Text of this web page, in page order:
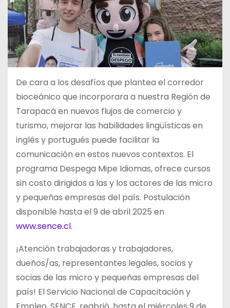
De cara a los desafíos que plantea el corredor
bioceánico que incorporara a nuestra Región de
Tarapacá en nuevos flujos de comercio y
turismo, mejorar las habilidades lingüísticas en
inglés y portugués puede facilitar la
comunicación en estos nuevos contextos. El
programa Despega Mipe Idiomas, ofrece cursos
sin costo dirigidos a las y los actores de las micro
y pequeñas empresas del país. Postulación
disponible hasta el 9 de abril 2025 en
www.sence.cl.
¡Atención trabajadoras y trabajadores,
dueños/as, representantes legales, socios y
socias de las micro y pequeñas empresas del
país! El Servicio Nacional de Capacitación y